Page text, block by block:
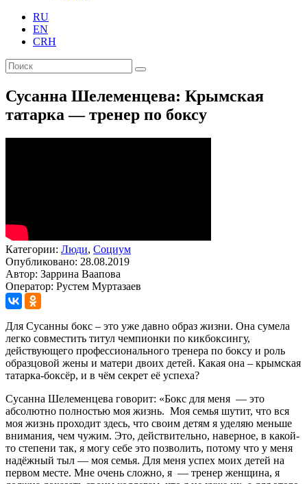
RU
EN
CRH
Сусанна Шелеменцева: Крымская
татарка — тренер по боксу
Категории: Люди, Социум
Опубликовано: 28.08.2019
Автор: Заррина Ваапова
Оператор: Рустем Муртазаев
Для Сусанны бокс – это уже давно образ жизни. Она сумела
легко совместить титул чемпионки по кикбоксингу,
действующего профессионального тренера по боксу и роль
образцовой жены и матери двоих детей. Какая она – крымская
татарка-боксёр, и в чём секрет её успеха?
Сусанна Шелеменцева говорит: «Бокс для меня — это
абсолютно полностью моя жизнь. Моя семья шутит, что вся
моя жизнь проходит здесь, что своим детям я уделяю меньше
внимания, чем чужим. Это, действительно, наверное, в какой-
то степени так, я могу себе это позволить, потому что у меня
надёжный тыл — моя семья. Для меня успех моих детей на
первом месте. Мне очень сложно, я — тренер женщина, я